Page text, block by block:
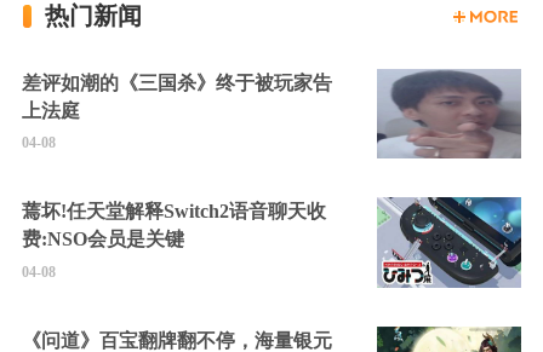
热门新闻
差评如潮的《三国杀》终于被玩家告
上法庭
04-08
蔫坏!任天堂解释Switch2语音聊天收
费:NSO会员是关键
04-08
《问道》百宝翻牌翻不停，海量银元